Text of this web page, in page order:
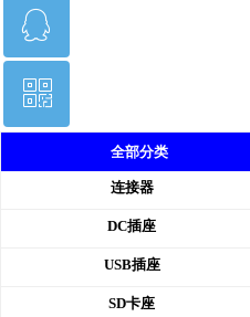
全部分类
连接器
DC插座
USB插座
SD卡座
18565759586
ꁗ
845814700
ꀥ